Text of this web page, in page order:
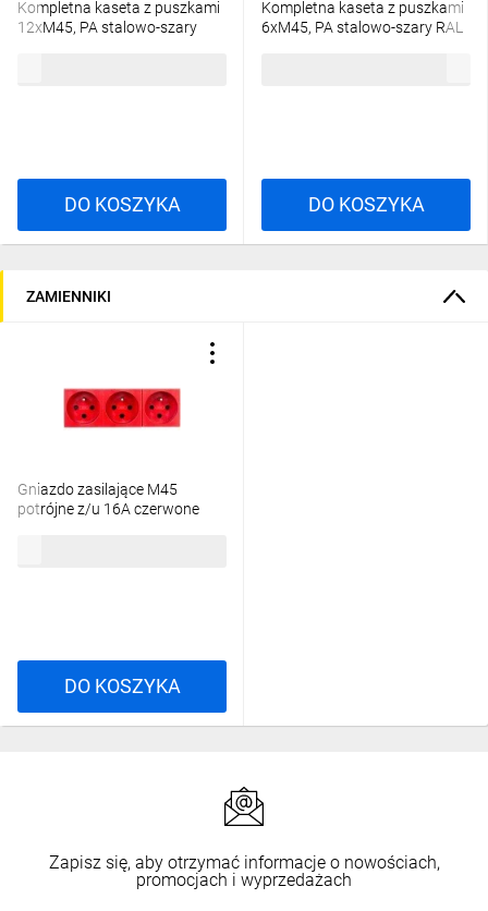
Kompletna kaseta z puszkami
12xM45, PA stalowo-szary
DO KOSZYKA
Kompletna kaseta z puszkami
6xM45, PA stalowo-szary RAL
DO KOSZYKA
ZAMIENNIKI
Gniazdo zasilające M45
potrójne z/u 16A czerwone
DO KOSZYKA
Zapisz się, aby otrzymać informacje o nowościach,
promocjach i wyprzedażach